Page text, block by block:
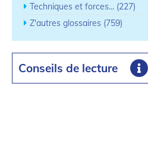
Techniques et forces... (227)
Z'autres glossaires (759)
Conseils de lecture